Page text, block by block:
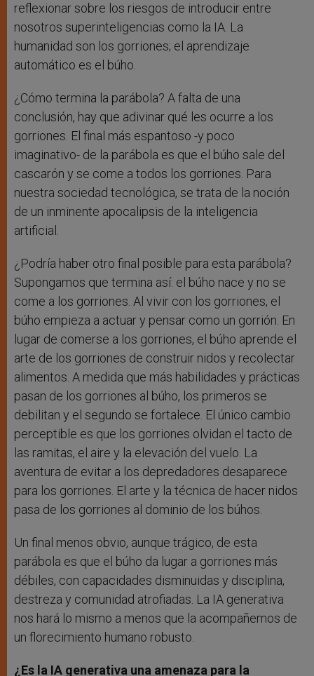
reflexionar sobre los riesgos de introducir entre
nosotros superinteligencias como la IA. La
humanidad son los gorriones; el aprendizaje
automático es el búho.
¿Cómo termina la parábola? A falta de una
conclusión, hay que adivinar qué les ocurre a los
gorriones. El final más espantoso -y poco
imaginativo- de la parábola es que el búho sale del
cascarón y se come a todos los gorriones. Para
nuestra sociedad tecnológica, se trata de la noción
de un inminente apocalipsis de la inteligencia
artificial.
¿Podría haber otro final posible para esta parábola?
Supongamos que termina así: el búho nace y no se
come a los gorriones. Al vivir con los gorriones, el
búho empieza a actuar y pensar como un gorrión. En
lugar de comerse a los gorriones, el búho aprende el
arte de los gorriones de construir nidos y recolectar
alimentos. A medida que más habilidades y prácticas
pasan de los gorriones al búho, los primeros se
debilitan y el segundo se fortalece. El único cambio
perceptible es que los gorriones olvidan el tacto de
las ramitas, el aire y la elevación del vuelo. La
aventura de evitar a los depredadores desaparece
para los gorriones. El arte y la técnica de hacer nidos
pasa de los gorriones al dominio de los búhos.
Un final menos obvio, aunque trágico, de esta
parábola es que el búho da lugar a gorriones más
débiles, con capacidades disminuidas y disciplina,
destreza y comunidad atrofiadas. La IA generativa
nos hará lo mismo a menos que la acompañemos de
un florecimiento humano robusto.
¿Es la IA generativa una amenaza para la